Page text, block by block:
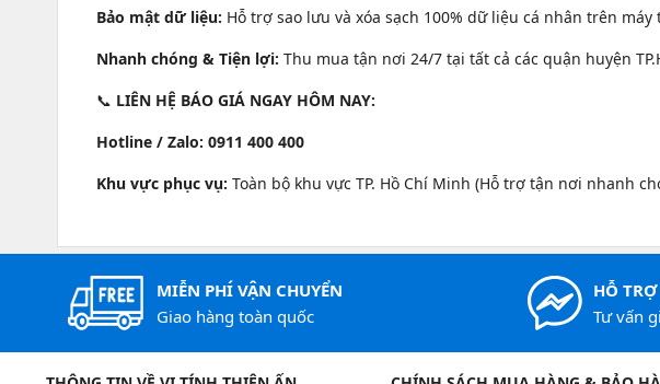
Bảo mật dữ liệu: Hỗ trợ sao lưu và xóa sạch 100% dữ liệu cá nhân trên
Nhanh chóng & Tiện lợi: Thu mua tận nơi 24/7 tại tất cả các quận huyện
📞 LIÊN HỆ BÁO GIÁ NGAY HÔM NAY:
Hotline / Zalo: 0911 400 400
Khu vực phục vụ: Toàn bộ khu vực TP. Hồ Chí Minh (Hỗ trợ tận nơi nhanh
MIỄN PHÍ VẬN CHUYỂN
Giao hàng toàn quốc
HỖ
Tư vấn